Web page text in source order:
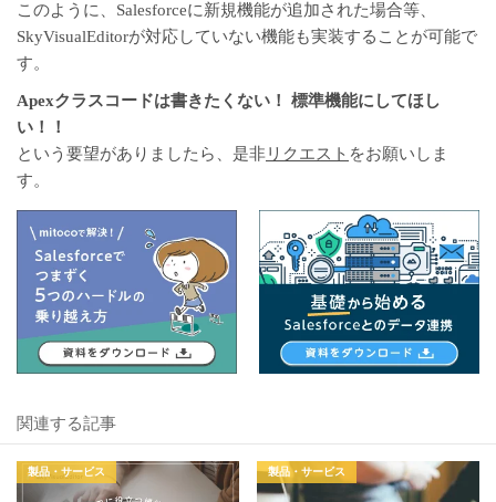
このように、Salesforceに新規機能が追加された場合等、
SkyVisualEditorが対応していない機能も実装することが可能で
す。
Apexクラスコードは書きたくない！ 標準機能にしてほし
い！！
という要望がありましたら、是非リクエスト をお願いしま
す。
関連する記事
製品・サービス 製品・サービス